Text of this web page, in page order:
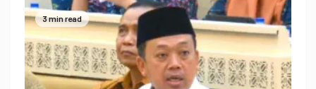
3 min read